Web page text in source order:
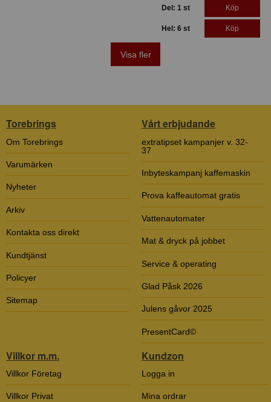
Del: 1 st Köp
Hel: 6 st Köp
Visa fler
Torebrings
Om Torebrings
Varumärken
Nyheter
Arkiv
Kontakta oss direkt
Kundtjänst
Policyer
Sitemap
Vårt erbjudande
extratipset kampanjer v. 32-
37
Inbyteskampanj kaffemaskin
Prova kaffeautomat gratis
Vattenautomater
Mat & dryck på jobbet
Service & operating
Glad Påsk 2026
Julens gåvor 2025
PresentCard©
Villkor m.m.
Villkor Företag
Villkor Privat
Kundzon
Logga in
Mina ordrar